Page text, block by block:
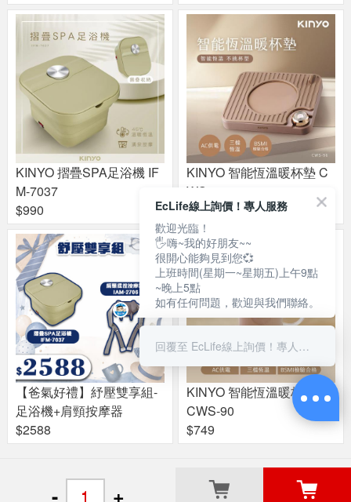
- +
KINYO 摺疊SPA足浴機 IF
M-7037
$990
KINYO 智能恆溫暖杯墊 C
WS-96
$599
【爸氣好禮】紓壓雙享組-
足浴機+肩頸按摩器
$2588
KINYO 智能恆溫暖杯墊組
CWS-90
$749
關於良興
EcLife線上詢價！專人服務
歡迎光臨！
🖐嗨~我的好朋友~~
很開心能夠見到您💞
上班時間(星期一~星期五)上午9點
~晚上5點
如有任何問題，歡迎與我們聯絡。
回覆至 EcLife線上詢價！專人服務